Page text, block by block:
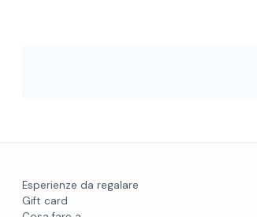
Esperienze da regalare
Gift card